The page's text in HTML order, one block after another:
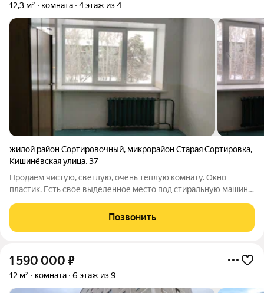
12,3 м² комната 4 этаж из 4
жилой район Сортировочный, микрорайон Старая Сортировка,
Кишинёвская улица,37
Продаем чистую, светлую, очень теплую комнату. Окно
пластик. Есть свое выделенное место под стиральную машину
свой холодильник. Полный пакет документов готов к продаже
- отправлены
Позвонить
1 590 000 ₽
12 м² комната 6 этаж из 9